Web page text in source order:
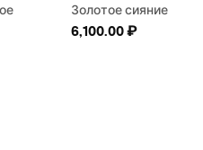
Золотое сияние
6,100.00₽